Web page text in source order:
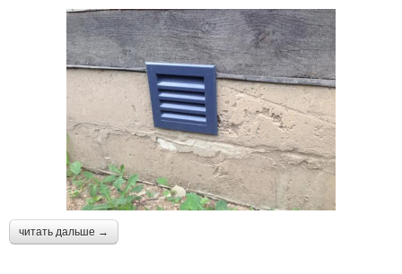
читать дальше →